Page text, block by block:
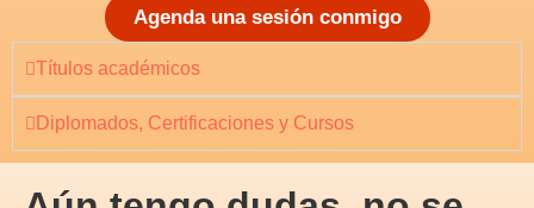
Agenda una sesión conmigo
Títulos académicos
Diplomados, Certificaciones y Cursos